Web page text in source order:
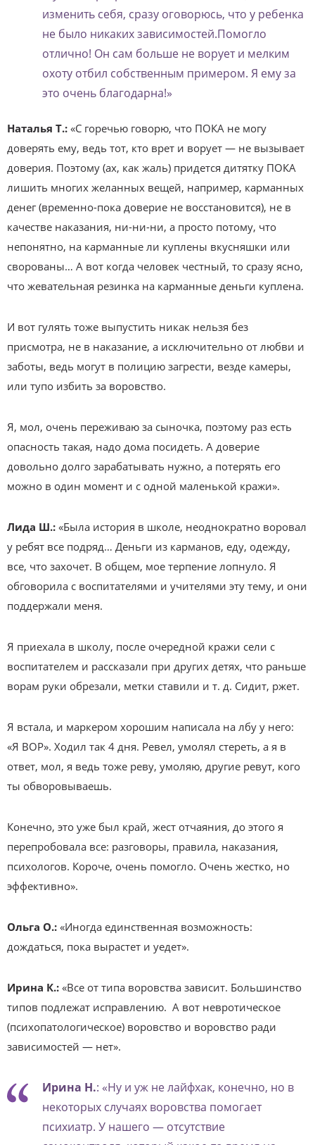
изменить себя, сразу оговорюсь, что у ребенка
не было никаких зависимостей.Помогло
отлично! Он сам больше не ворует и мелким
охоту отбил собственным примером. Я ему за
это очень благодарна!»
Наталья Т.: «С горечью говорю, что ПОКА не могу
доверять ему, ведь тот, кто врет и ворует — не вызывает
доверия. Поэтому (ах, как жаль) придется дитятку ПОКА
лишить многих желанных вещей, например, карманных
денег (временно-пока доверие не восстановится), не в
качестве наказания, ни-ни-ни, а просто потому, что
непонятно, на карманные ли куплены вкусняшки или
сворованы… А вот когда человек честный, то сразу ясно,
что жевательная резинка на карманные деньги куплена.
И вот гулять тоже выпустить никак нельзя без
присмотра, не в наказание, а исключительно от любви и
заботы, ведь могут в полицию загрести, везде камеры,
или тупо избить за воровство.
Я, мол, очень переживаю за сыночка, поэтому раз есть
опасность такая, надо дома посидеть. А доверие
довольно долго зарабатывать нужно, а потерять его
можно в один момент и с одной маленькой кражи».
Лида Ш.: «Была история в школе, неоднократно воровал
у ребят все подряд… Деньги из карманов, еду, одежду,
все, что захочет. В общем, мое терпение лопнуло. Я
обговорила с воспитателями и учителями эту тему, и они
поддержали меня.
Я приехала в школу, после очередной кражи сели с
воспитателем и рассказали при других детях, что раньше
ворам руки обрезали, метки ставили и т. д. Сидит, ржет.
Я встала, и маркером хорошим написала на лбу у него:
«Я ВОР». Ходил так 4 дня. Ревел, умолял стереть, а я в
ответ, мол, я ведь тоже реву, умоляю, другие ревут, кого
ты обворовываешь.
Конечно, это уже был край, жест отчаяния, до этого я
перепробовала все: разговоры, правила, наказания,
психологов. Короче, очень помогло. Очень жестко, но
эффективно».
Ольга О.: «Иногда единственная возможность:
дождаться, пока вырастет и уедет».
Ирина К.: «Все от типа воровства зависит. Большинство
типов подлежат исправлению. А вот невротическое
(психопатологическое) воровство и воровство ради
зависимостей — нет».
Ирина Н.: «Ну и уж не лайфхак, конечно, но в
некоторых случаях воровства помогает
психиатр. У нашего — отсутствие